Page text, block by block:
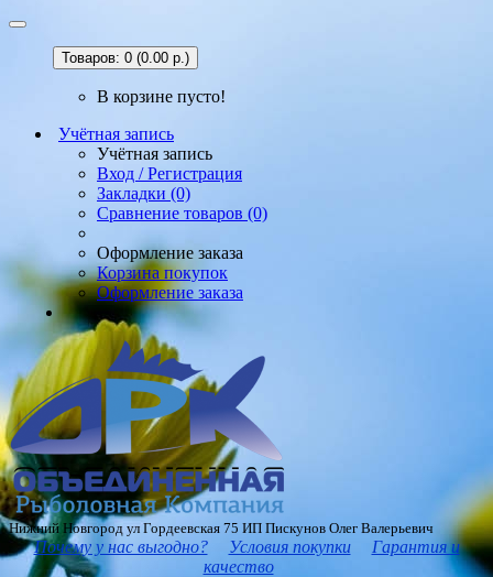
Товаров: 0 (0.00 р.)
В корзине пусто!
Учётная запись
Учётная запись
Вход / Регистрация
Закладки (0)
Сравнение товаров (0)
Оформление заказа
Корзина покупок
Оформление заказа
Нижний Новгород ул Гордеевская 75 ИП Пискунов Олег Валерьевич
Почему у нас выгодно? Условия покупки
Гарантия и
качество